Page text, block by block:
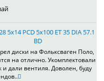
5x14 PCD 5x100 ET 35 DIA 57.1
BD
диски на Фольксваген Поло,
на отлично. Укомплектовали
и дали вентиля. Доволен, буду